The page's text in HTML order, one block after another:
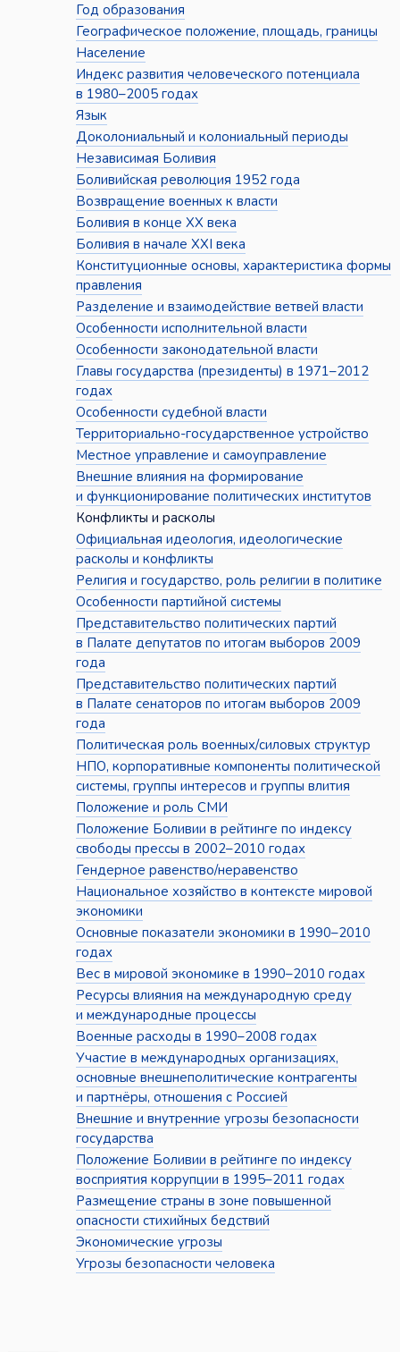
Год образования
Географическое положение, площадь, границы
Население
Индекс развития человеческого потенциала
в 1980–2005 годах
Язык
Доколониальный и колониальный периоды
Независимая Боливия
Боливийская революция 1952 года
Возвращение военных к власти
Боливия в конце XX века
Боливия в начале XXI века
Конституционные основы, характеристика формы
правления
Разделение и взаимодействие ветвей власти
Особенности исполнительной власти
Особенности законодательной власти
Главы государства (президенты) в 1971–2012
годах
Особенности судебной власти
Территориально-государственное устройство
Местное управление и самоуправление
Внешние влияния на формирование
и функционирование политических институтов
Конфликты и расколы
Официальная идеология, идеологические
расколы и конфликты
Религия и государство, роль религии в политике
Особенности партийной системы
Представительство политических партий
в Палате депутатов по итогам выборов 2009
года
Представительство политических партий
в Палате сенаторов по итогам выборов 2009
года
Политическая роль военных/силовых структур
НПО, корпоративные компоненты политической
системы, группы интересов и группы влития
Положение и роль СМИ
Положение Боливии в рейтинге по индексу
свободы прессы в 2002–2010 годах
Гендерное равенство/неравенство
Национальное хозяйство в контексте мировой
экономики
Основные показатели экономики в 1990–2010
годах
Вес в мировой экономике в 1990–2010 годах
Ресурсы влияния на международную среду
и международные процессы
Военные расходы в 1990–2008 годах
Участие в международных организациях,
основные внешнеполитические контрагенты
и партнёры, отношения с Россией
Внешние и внутренние угрозы безопасности
государства
Положение Боливии в рейтинге по индексу
восприятия коррупции в 1995–2011 годах
Размещение страны в зоне повышенной
опасности стихийных бедствий
Экономические угрозы
Угрозы безопасности человека